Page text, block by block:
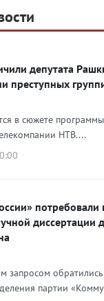
Яндекс Дзен
депутата
преступных
в сюжете
НТВ....
потребовали
диссертации
запросом
партии